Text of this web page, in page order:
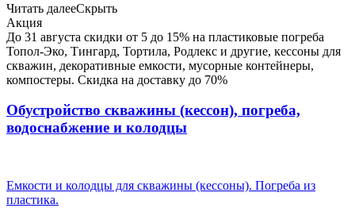
Читать далееСкрыть
Акция
До 31 августа скидки от 5 до 15% на пластиковые погреба
Топол-Эко, Тингард, Тортила, Родлекс и другие, кессоны для
скважин, декоративные емкости, мусорные контейнеры,
компостеры. Скидка на доставку до 70%
Обустройство скважины (кессон), погреба,
водоснабжение и колодцы
Емкости и колодцы для скважины (кессоны). Погреба из
пластика.